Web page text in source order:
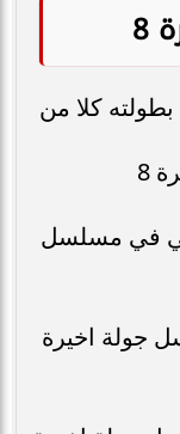
8
في مسلسل
جولة اخيرة